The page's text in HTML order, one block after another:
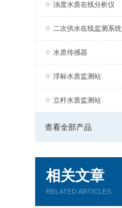
浊度水质在线分析仪
二次供水在线监测系统
水质传感器
浮标水质监测站
立杆水质监测站
查看全部产品
相关文章
RELATED ARTICLES